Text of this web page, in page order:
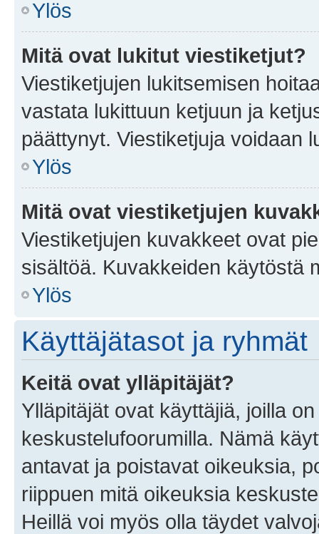
Ylös
Mitä ovat lukitut viestiketjut?
Viestiketjujen lukitsemisen
vastata lukittuun ketjuun ja
päättynyt. Viestiketjuja voidaan
Ylös
Mitä ovat viestiketjujen
Viestiketjujen kuvakkeet ovat
sisältöä. Kuvakkeiden käytöstä
Ylös
Käyttäjätasot ja ryhmät
Keitä ovat ylläpitäjät?
Ylläpitäjät ovat käyttäjiä, joilla
keskustelufoorumilla. Nämä
antavat ja poistavat oikeuksia,
riippuen mitä oikeuksia
Heillä voi myös olla täydet